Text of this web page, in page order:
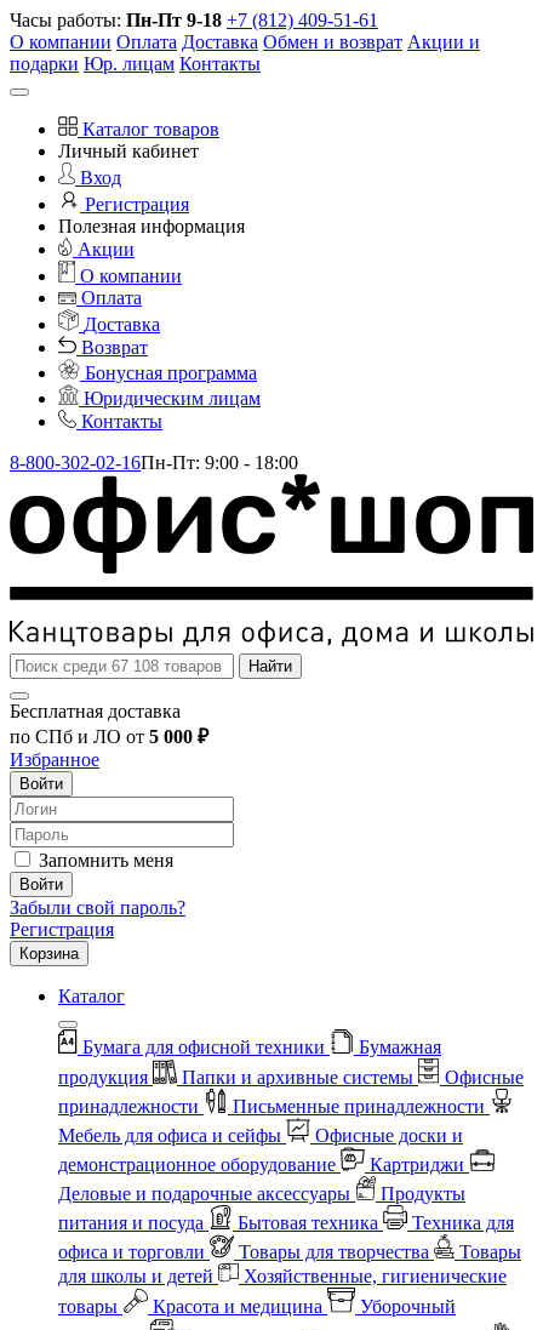
Часы работы: Пн-Пт 9-18 +7 (812) 409-51-61
О компании Оплата Доставка Обмен и возврат Акции и
подарки Юр. лицам Контакты
Каталог товаров
Личный кабинет
Вход
Регистрация
Полезная информация
Акции
О компании
Оплата
Доставка
Возврат
Бонусная программа
Юридическим лицам
Контакты
8-800-302-02-16Пн-Пт: 9:00 - 18:00
Найти
Бесплатная доставка
по СПб и ЛО от 5 000 ₽
Избранное
Войти
Запомнить меня
Войти
Забыли свой пароль?
Регистрация
Корзина
Каталог
Бумага для офисной техники
Бумажная
продукция
Папки и архивные системы
Офисные
принадлежности
Письменные принадлежности
Мебель для офиса и сейфы
Офисные доски и
демонстрационное оборудование
Картриджи
Деловые и подарочные аксессуары
Продукты
питания и посуда
Бытовая техника
Техника для
офиса и торговли
Товары для творчества
Товары
для школы и детей
Хозяйственные, гигиенические
товары
Красота и медицина
Уборочный